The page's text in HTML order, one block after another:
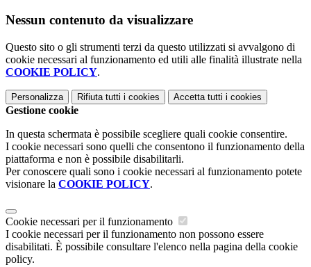
Nessun contenuto da visualizzare
Questo sito o gli strumenti terzi da questo utilizzati si avvalgono di
cookie necessari al funzionamento ed utili alle finalità illustrate nella
COOKIE POLICY.
Personalizza Rifiuta tutti i cookies Accetta tutti i cookies
Gestione cookie
In questa schermata è possibile scegliere quali cookie consentire.
I cookie necessari sono quelli che consentono il funzionamento della
piattaforma e non è possibile disabilitarli.
Per conoscere quali sono i cookie necessari al funzionamento potete
visionare la COOKIE POLICY.
Cookie necessari per il funzionamento
I cookie necessari per il funzionamento non possono essere
disabilitati. È possibile consultare l'elenco nella pagina della cookie
policy.